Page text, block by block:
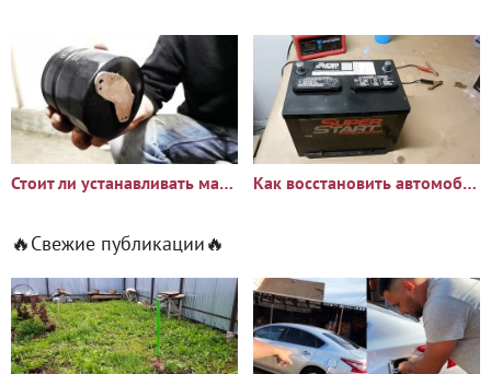
Стоит ли устанавливать магнит на масляный фильтр Как восстановить автомобильный аккумулятор пищевой содой
🔥Свежие публикации🔥